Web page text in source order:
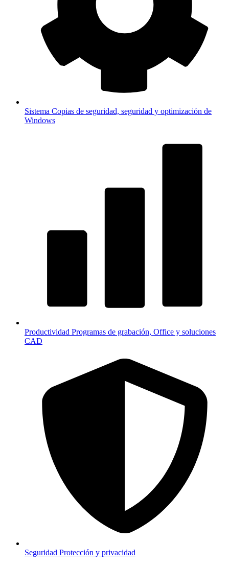
Sistema Copias de seguridad, seguridad y optimización de
Windows
Productividad Programas de grabación, Office y soluciones
CAD
Seguridad Protección y privacidad